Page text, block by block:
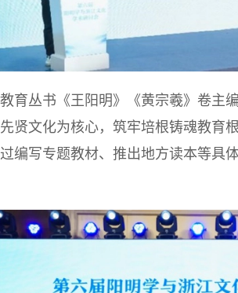
育丛书《王阳明》《黄宗羲》卷主
贤文化为核心，筑牢培根铸魂教育
编写专题教材、推出地方读本等具